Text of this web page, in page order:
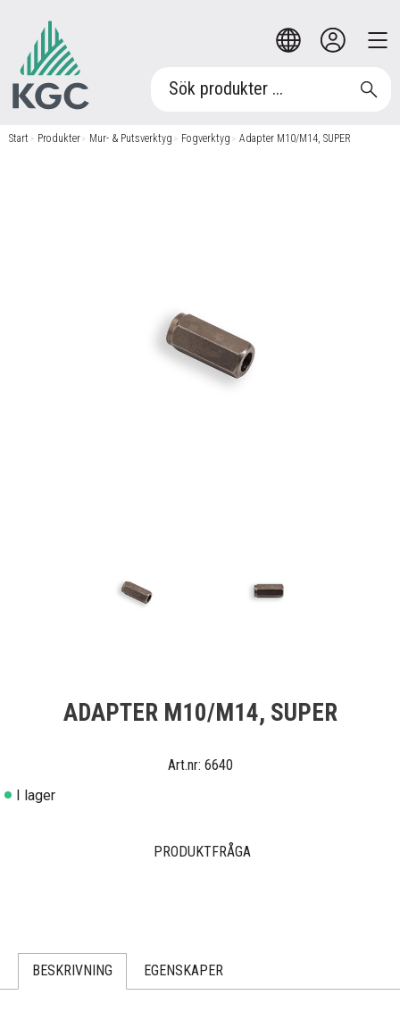
Start / Produkter / Mur- & Putsverktyg / Fogverktyg / Adapter M10/M14, SUPER
ADAPTER M10/M14, SUPER
6640
I lager
PRODUKTFRÅGA
BESKRIVNING EGENSKAPER